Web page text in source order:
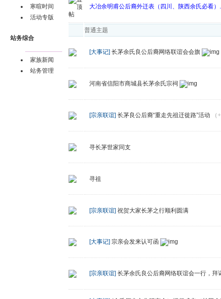
寒暄时间
活动专版
站务综合
家族新闻
站务管理
大冶余明甫公后裔外迁表（四川、陕西余氏必看）
普通主题
[大事记] 长茅余氏良公后裔网络联谊会会旗
河南省信阳市商城县长茅余氏宗祠
[宗亲联谊] 长茅良公后裔“重走先祖迁徙路”活动 （
寻长茅世家同支
寻祖
[宗亲联谊] 祝贺大家长茅之行顺利圆满
[大事记] 宗亲会发来认可函
[宗亲联谊] 长茅余氏良公后裔网络联谊会一行，拜